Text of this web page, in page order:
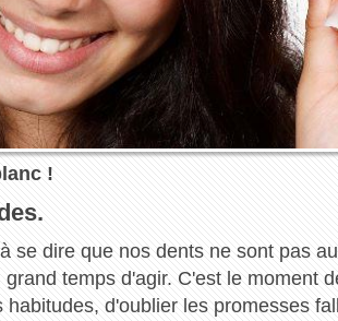
!
se dire que nos dents ne sont pas
temps d'agir. C'est le moment
d'oublier les promesses